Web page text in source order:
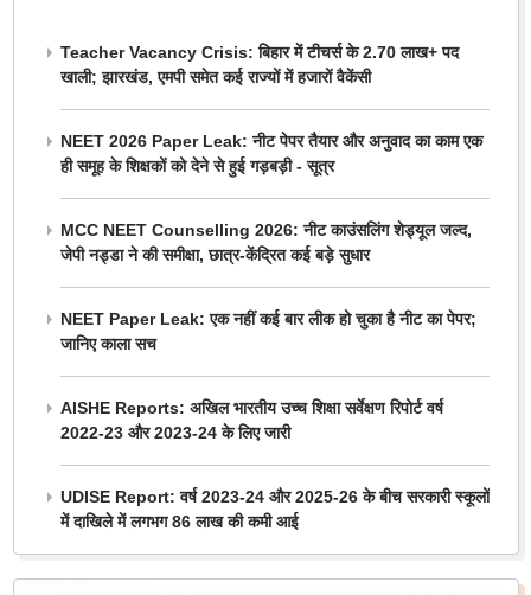
Teacher Vacancy Crisis: बिहार में टीचर्स के 2.70 लाख+ पद
खाली; झारखंड, एमपी समेत कई राज्यों में हजारों वैकेंसी
NEET 2026 Paper Leak: नीट पेपर तैयार और अनुवाद का काम एक
ही समूह के शिक्षकों को देने से हुई गड़बड़ी - सूत्र
MCC NEET Counselling 2026: नीट काउंसलिंग शेड्यूल जल्द,
जेपी नड्डा ने की समीक्षा, छात्र-केंद्रित कई बड़े सुधार
NEET Paper Leak: एक नहीं कई बार लीक हो चुका है नीट का पेपर;
जानिए काला सच
AISHE Reports: अखिल भारतीय उच्च शिक्षा सर्वेक्षण रिपोर्ट वर्ष
2022-23 और 2023-24 के लिए जारी
UDISE Report: वर्ष 2023-24 और 2025-26 के बीच सरकारी स्कूलों
में दाखिले में लगभग 86 लाख की कमी आई